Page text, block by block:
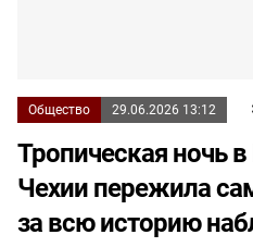
Общество 29.06.2026 13:12
Тропическая ночь
Чехии пережила
за всю историю